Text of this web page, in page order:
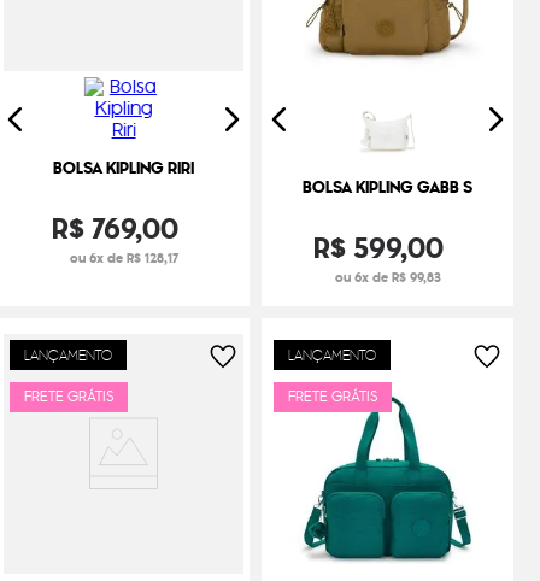
BOLSA KIPLING RIRI
R$ 769,00
ou 6x de R$ 128,17
BOLSA KIPLING GABB S
R$599,00
ou 6x de R$ 99,83
LANÇAMENTO
FRETE GRÁTIS
LANÇAMENTO
FRETE GRÁTIS